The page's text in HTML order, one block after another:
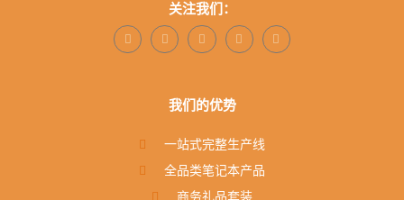
关注我们：
我们的优势
一站式完整生产线
全品类笔记本产品
商务礼品套装